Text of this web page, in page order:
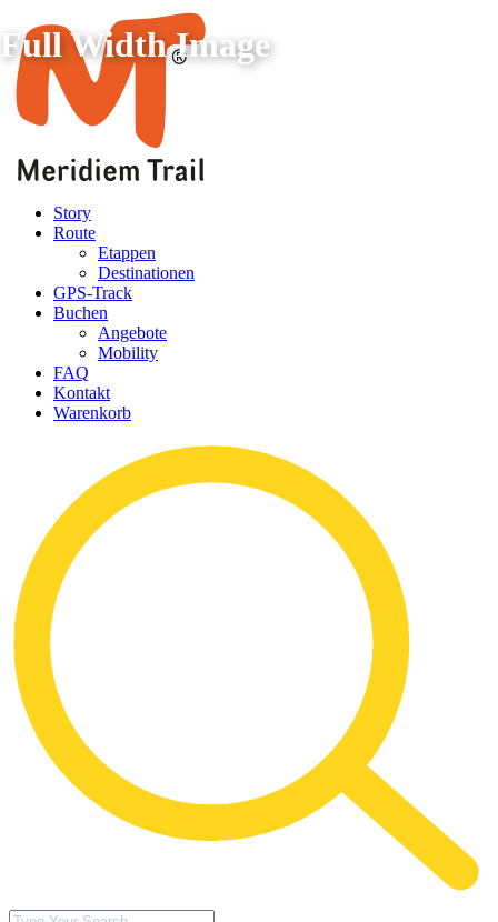
Story
Route
Etappen
Destinationen
GPS-Track
Buchen
Angebote
Mobility
FAQ
Kontakt
Warenkorb
Full Width Image